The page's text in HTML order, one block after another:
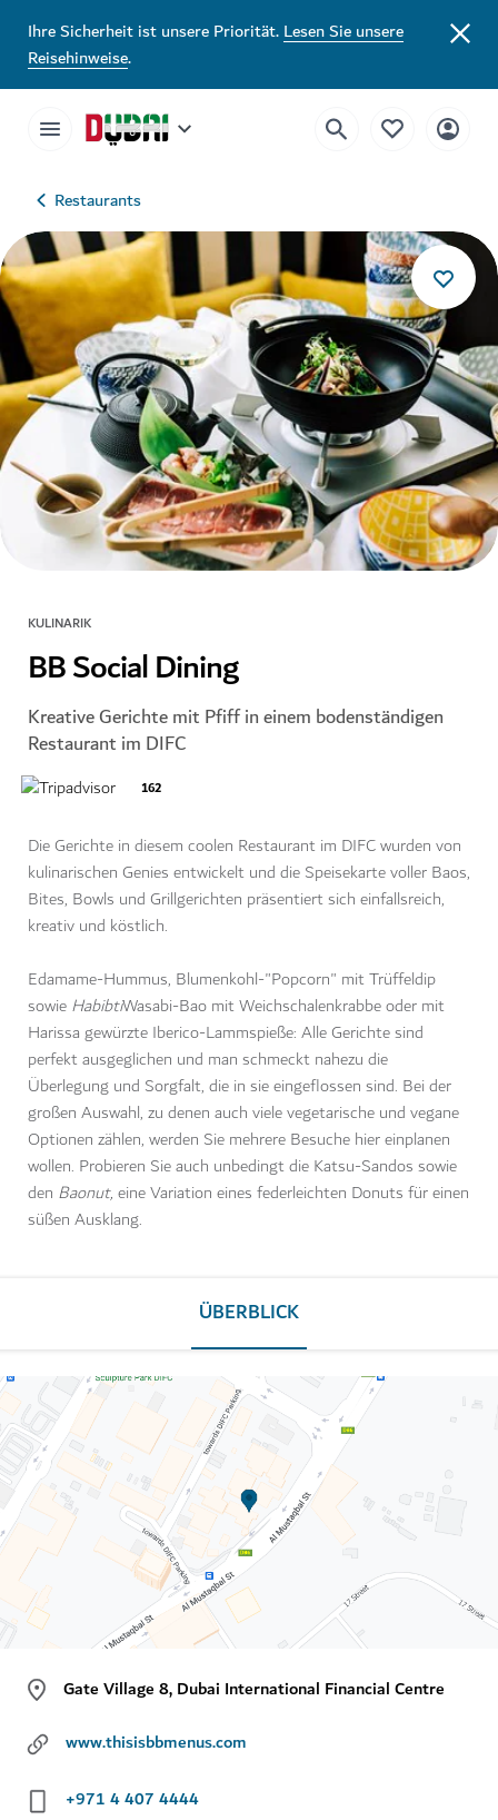
Ihre Sicherheit ist unsere Priorität.Lesen Sie unsere
Reisehinweise.
Restaurants
KULINARIK
BB Social Dining
Kreative Gerichte mit Pfiff in einem bodenständigen
Restaurant im DIFC
162
Die Gerichte in diesem coolen Restaurant im DIFC wurden von
kulinarischen Genies entwickelt und die Speisekarte voller Baos,
Bites, Bowls und Grillgerichten präsentiert sich einfallsreich,
kreativ und köstlich.
Edamame-Hummus, Blumenkohl-"Popcorn" mit Trüffeldip
sowie HabibtiWasabi-Bao mit Weichschalenkrabbe oder mit
Harissa gewürzte Iberico-Lammspieße: Alle Gerichte sind
perfekt ausgeglichen und man schmeckt nahezu die
Überlegung und Sorgfalt, die in sie eingeflossen sind. Bei der
großen Auswahl, zu denen auch viele vegetarische und vegane
Optionen zählen, werden Sie mehrere Besuche hier einplanen
wollen. Probieren Sie auch unbedingt die Katsu-Sandos sowie
den Baonut, eine Variation eines federleichten Donuts für einen
süßen Ausklang.
ÜBERBLICK
Gate Village 8, Dubai International Financial Centre
www.thisisbbmenus.com
+971 4 407 4444